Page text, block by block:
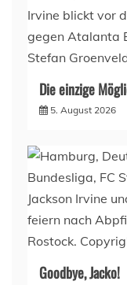
Die einzige
5. August 2026
Goodbye, Jacko!